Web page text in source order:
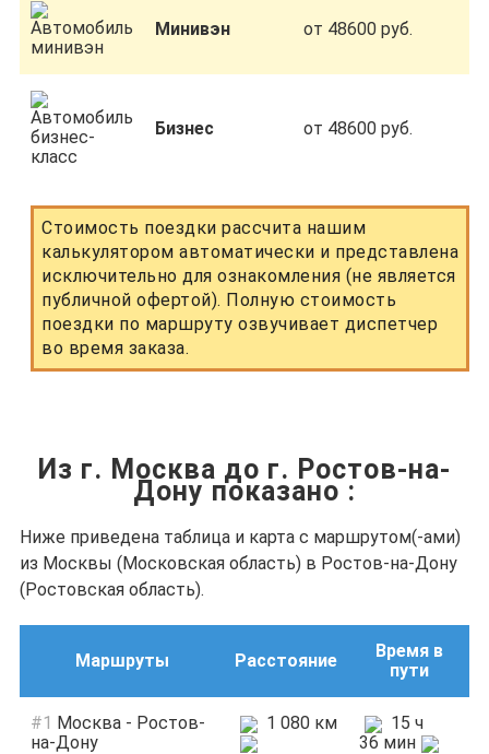
Минивэн от 48600 руб.
Бизнес от 48600 руб.
Стоимость поездки рассчита нашим
калькулятором автоматически и представлена
исключительно для ознакомления (не является
публичной офертой). Полную стоимость
поездки по маршруту озвучивает диспетчер
во время заказа.
Из г. Москва до г. Ростов-на-
Дону показано :
Ниже приведена таблица и карта с маршрутом(-ами)
из Москвы (Московская область) в Ростов-на-Дону
(Ростовская область).
Маршруты Расстояние
Время в
пути
#1 Москва - Ростов-
на-Дону
1 080 км
15 ч
36 мин